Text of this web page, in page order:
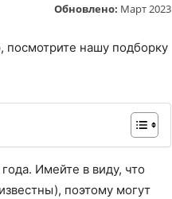
Обновлено: Март 2023
посмотрите нашу подборку
Имейте в виду, что
поэтому могут